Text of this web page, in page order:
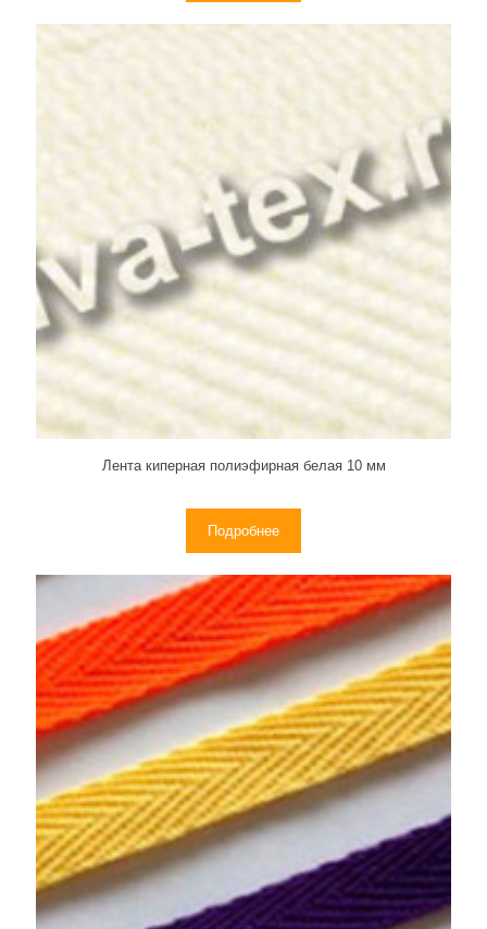
Лента киперная полиэфирная белая 10 мм
Подробнее